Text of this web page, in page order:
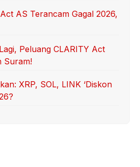
AS Terancam Gagal 2026,
Peluang CLARITY Act
Suram!
XRP, SOL, LINK ‘Diskon